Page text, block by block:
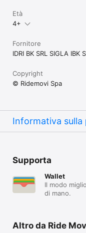
Età
4+
Fornitore
IDRI BK SRL SIGLA IBK
Copyright
© Ridemovi Spa
Informativa sulla
Supporta
Wallet
Il modo
di mano.
Altro da Ride